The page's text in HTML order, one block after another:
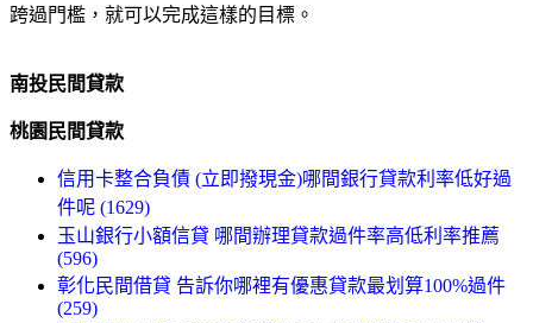
跨過門檻，就可以完成這樣的目標。
南投民間貸款
桃園民間貸款
信用卡整合負債 (立即撥現金)哪間銀行貸款利率低好過
件呢 (1629)
玉山銀行小額信貸 哪間辦理貸款過件率高低利率推薦
(596)
彰化民間借貸 告訴你哪裡有優惠貸款最划算100%過件
(259)